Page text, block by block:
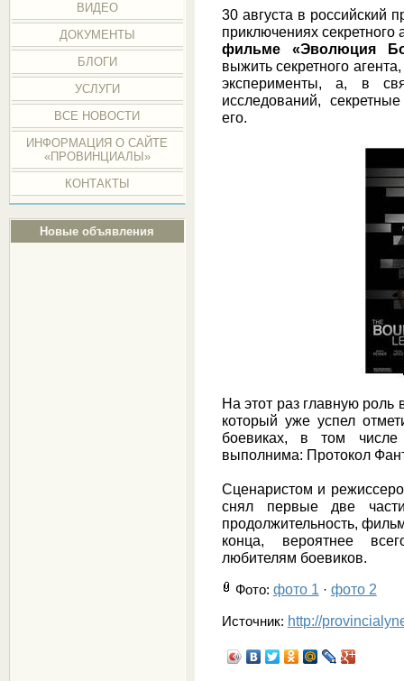
ВИДЕО
ДОКУМЕНТЫ
БЛОГИ
УСЛУГИ
ВСЕ НОВОСТИ
ИНФОРМАЦИЯ О САЙТЕ
«ПРОВИНЦИАЛЫ»
КОНТАКТЫ
Новые объявления
30 августа в российский
приключениях
фильме «Эволюция
выжить секретного
эксперименты, а, в
исследований,
его.
На этот раз главную
который уже успел
боевиках, в том
выполнима: Протокол
Сценаристом и
снял первые две
продолжительность,
конца, вероятнее
любителям боевиков.
Фото: фото 1 · фото 2
Источник: http://